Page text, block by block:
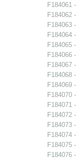
F184061
F184062
F184063
F184064
F184065
F184066
F184067
F184068
F184069
F184070
F184071
F184072
F184073
F184074
F184075
F184076